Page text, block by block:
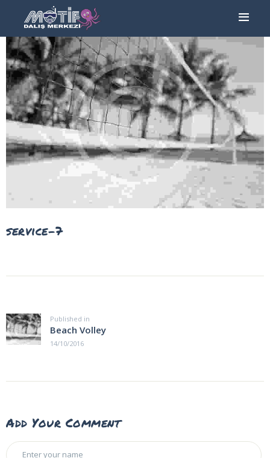
ANA SAYFA
TURLAR
EĞITIMLER –
KURSLAR
FOTOĞRAF
ALBÜMLERI
ÜCRETLERIMIZ
HAKKIMIZDA
service-7
Published in
post:
Beach Volley
14/10/2016
Add Your Comment